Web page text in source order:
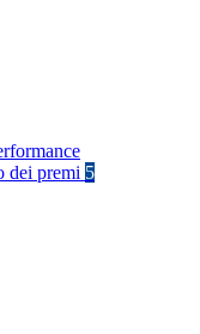
dei premi 5